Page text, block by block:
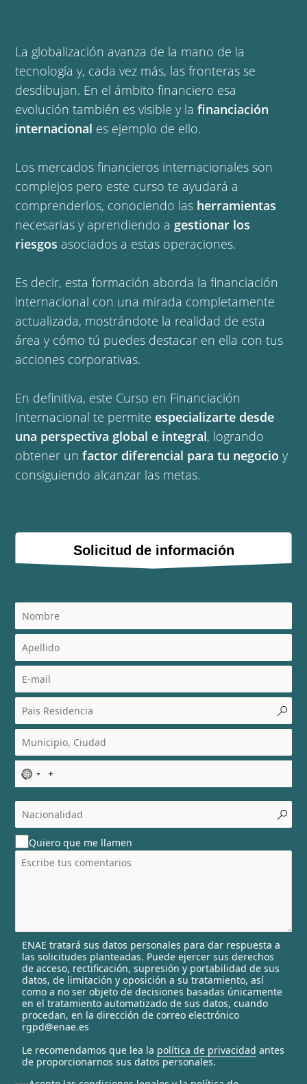
La globalización avanza de la mano de la
tecnología y, cada vez más, las fronteras se
desdibujan. En el ámbito financiero esa
evolución también es visible y lafinanciación
internacional es ejemplo de ello.
Los mercados financieros internacionales son
complejos pero este curso te ayudará a
comprenderlos, conociendo las herramientas
necesarias y aprendiendo a gestionar los
riesgos asociados a estas operaciones.
Es decir, esta formación aborda la financiación
internacional con una mirada completamente
actualizada, mostrándote la realidad de esta
área y cómo tú puedes destacar en ella con tus
acciones corporativas.
En definitiva, este Curso en Financiación
Internacional te permite especializarte desde
una perspectiva global e integral, logrando
obtener unfactor diferencial para tu negocio y
consiguiendo alcanzar las metas.
Solicitud de información
N
o
c
o
u
n
t
l
e
c
t
e
d
Quiero que me llamen
ENAE tratará sus datos personales para dar respuesta a
las solicitudes planteadas. Puede ejercer sus derechos
de acceso, rectificación, supresión y portabilidad de sus
datos, de limitación y oposición a su tratamiento, así
como a no ser objeto de decisiones basadas únicamente
en el tratamiento automatizado de sus datos, cuando
procedan, en la dirección de correo electrónico
rgpd@enae.es
Le recomendamos que lea la política de privacidad antes
de proporcionarnos sus datos personales.